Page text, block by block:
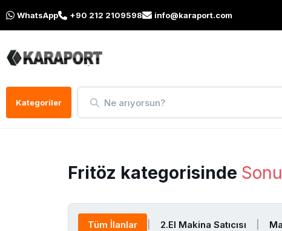
WhatsApp +90 212 2109598 info@karaport.com
Kategoriler Ne arıyorsun?
Fritöz kategorisinde
Tüm İlanlar 2.El Makina Satıcısı